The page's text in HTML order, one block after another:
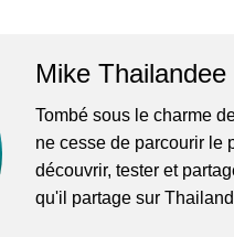
Mike Thailandee
Tombé sous le charme
ne cesse de parcourir le
découvrir, tester et
qu'il partage sur